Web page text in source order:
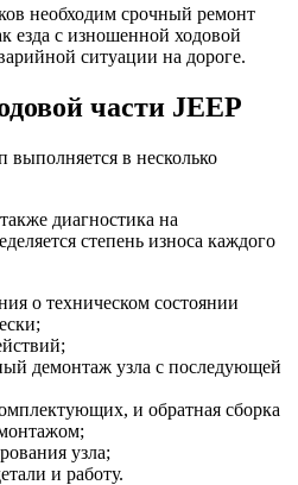
необходим срочный ремонт
езда с изношенной ходовой
ситуации на дороге.
части JEEP
в несколько
диагностика на
степень износа каждого
о техническом состоянии
демонтаж узла с последующей
и обратная сборка
узла;
и работу.